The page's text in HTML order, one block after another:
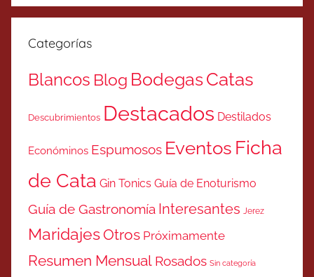
Categorías
Blancos Blog BodegasCatas
Descubrimientos Destacados Destilados
Económinos Espumosos Eventos Ficha
de Cata Gin Tonics Guía de Enoturismo
Guía de Gastronomía Interesantes Jerez
MaridajesOtros Próximamente
Resumen Mensual Rosados Sin categoría